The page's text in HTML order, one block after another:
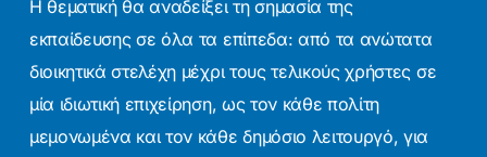
Η θεματική θα αναδείξει τη σημασία της
εκπαίδευσης σε όλα τα επίπεδα: από τα ανώτατα
διοικητικά στελέχη μέχρι τους τελικούς χρήστες σε
μία ιδιωτική επιχείρηση, ως τον κάθε πολίτη
μεμονωμένα και τον κάθε δημόσιο λειτουργό, για